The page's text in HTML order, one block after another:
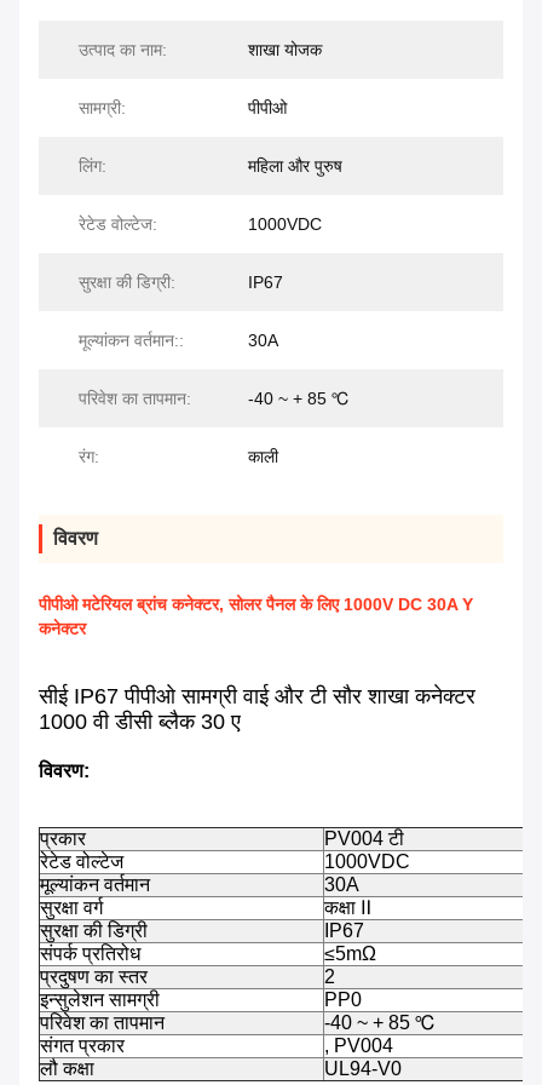
उत्पाद का नाम: शाखा योजक
सामग्री: पीपीओ
लिंग: महिला और पुरुष
रेटेड वोल्टेज: 1000VDC
सुरक्षा की डिग्री: IP67
मूल्यांकन वर्तमान:: 30A
परिवेश का तापमान: -40 ~ + 85 ℃
रंग: काली
विवरण
पीपीओ मटेरियल ब्रांच कनेक्टर, सोलर पैनल के लिए 1000V DC 30A Y
कनेक्टर
सीई IP67 पीपीओ सामग्री वाई और टी सौर शाखा कनेक्टर
1000 वी डीसी ब्लैक 30 ए
विवरण:
प्रकार
PV004 टी
रेटेड वोल्टेज
1000VDC
मूल्यांकन वर्तमान
30A
सुरक्षा वर्ग
कक्षा Ⅱ
सुरक्षा की डिग्री
IP67
संपर्क प्रतिरोध
≤5mΩ
प्रदुषण का स्तर
2
इन्सुलेशन सामग्री
PP0
परिवेश का तापमान
-40 ~ + 85 ℃
संगत प्रकार
, PV004
लौ कक्षा
UL94-V0